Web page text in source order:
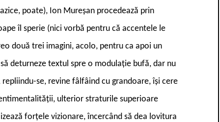
poate), Ion Mureşan procedează prin
îl sperie (nici vorbă pentru că accentele le
două trei imagini, acolo, pentru ca apoi un
deturneze textul spre o modulaţie bufă, dar nu
se, revine fâlfâind cu grandoare, îşi cere
ulterior straturile superioare
forţele vizionare, încercând să dea lovitura